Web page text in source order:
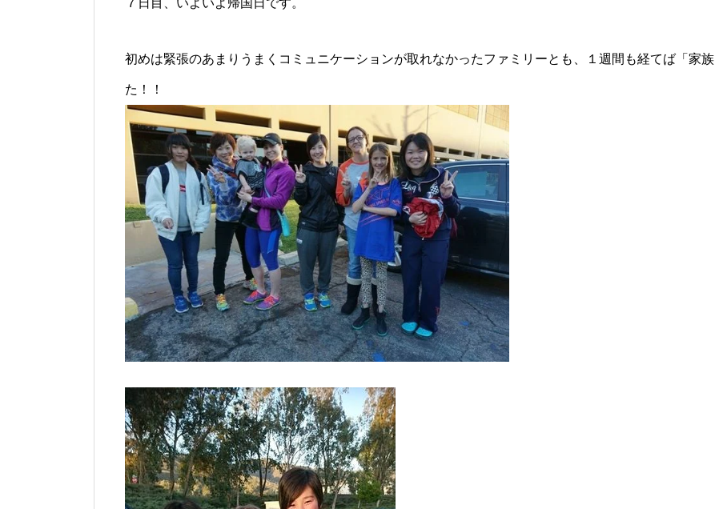
７日目、いよいよ帰国日です。
初めは緊張のあまりうまくコミュニケーションが取れなかったファミリーとも、１週間も経てば「家
た！！